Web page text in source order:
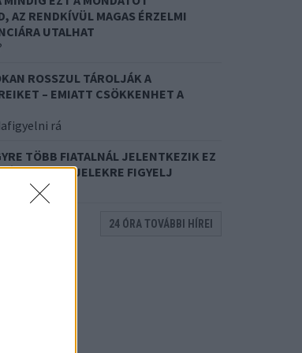
AZ RENDKÍVÜL MAGAS ÉRZELMI
UTALHAT
ROSSZUL TÁROLJÁK A
– EMIATT CSÖKKENHET A
rá
TÖBB FIATALNÁL JELENTKEZIK EZ
– ILYEN JELEKRE FIGYELJ
24 ÓRA TOVÁBBI HÍREI